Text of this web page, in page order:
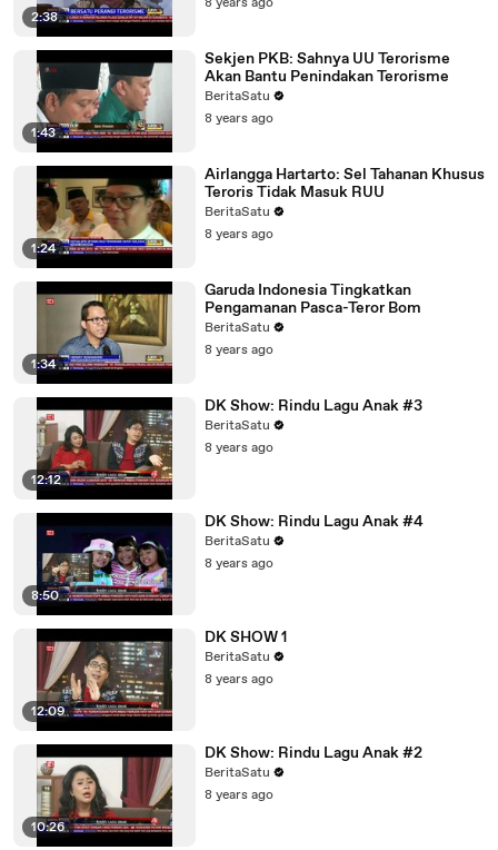
2:38
1:43
Sekjen PKB: Sahnya UU Terorisme
Akan Bantu Penindakan Terorisme
BeritaSatu
8 years ago
1:24
Airlangga Hartarto: Sel Tahanan Khusus
Teroris Tidak Masuk RUU
BeritaSatu
8 years ago
1:34
Garuda Indonesia Tingkatkan
Pengamanan Pasca-Teror Bom
BeritaSatu
8 years ago
12:12
DK Show: Rindu Lagu Anak #3
BeritaSatu
8 years ago
8:50
DK Show: Rindu Lagu Anak #4
BeritaSatu
8 years ago
12:09
DK SHOW 1
BeritaSatu
8 years ago
10:26
DK Show: Rindu Lagu Anak #2
BeritaSatu
8 years ago